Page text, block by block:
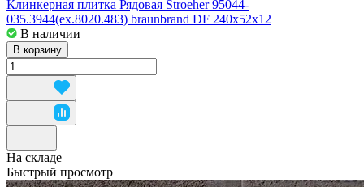
Клинкерная плитка Рядовая Stroeher 95044-
035.3944(ex.8020.483) braunbrand DF 240x52x12
В наличии
В корзину
На складе
Быстрый просмотр